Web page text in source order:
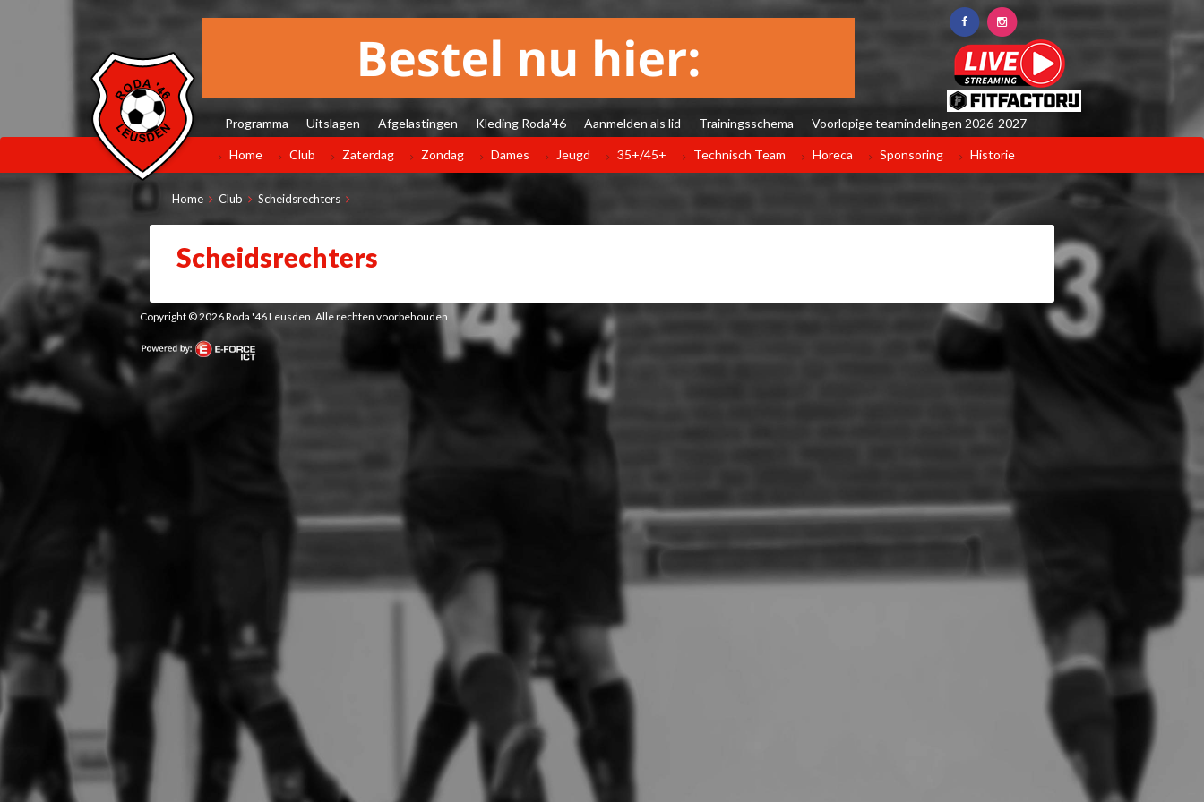
Programma Uitslagen Afgelastingen Kleding Roda'46 Aanmelden als lid Trainingsschema Voorlopige teamindelingen 2026-2027
Home Club Zaterdag Zondag Dames Jeugd 35+/45+ Technisch Team Horeca Sponsoring Historie
Home Club Scheidsrechters
Scheidsrechters
Copyright © 2026 Roda '46 Leusden. Alle rechten voorbehouden